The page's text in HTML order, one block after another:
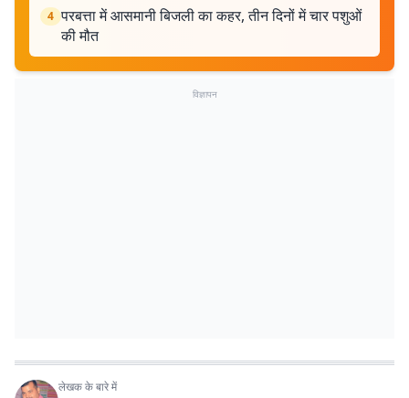
4 परबत्ता में आसमानी बिजली का कहर, तीन दिनों में चार पशुओं
की मौत
विज्ञापन
लेखक के बारे में